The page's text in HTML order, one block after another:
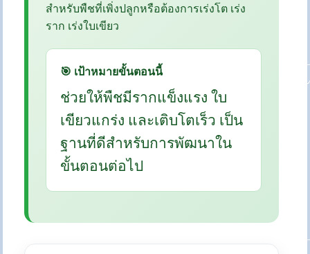
สำหรับพืชที่เพิ่งปลูกหรือต้องการเร่งโต เร่ง
ราก เร่งใบเขียว
🎯 เป้าหมายขั้นตอนนี้
ช่วยให้พืชมีรากแข็งแรง ใบ
เขียวแกร่ง และเติบโตเร็ว เป็น
ฐานที่ดีสำหรับการพัฒนาใน
ขั้นตอนต่อไป